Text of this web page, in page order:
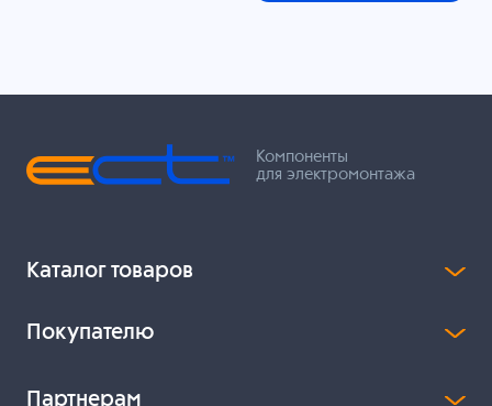
Компоненты
для электромонтажа
Каталог товаров
Покупателю
Партнерам